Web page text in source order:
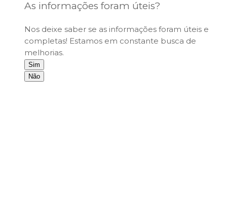
As informações foram úteis?
Nos deixe saber se as informações foram úteis e
completas! Estamos em constante busca de
melhorias.
Sim
Não